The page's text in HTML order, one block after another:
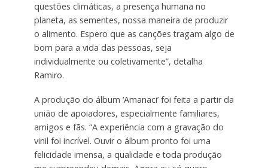
questões climáticas, a presença humana no
planeta, as sementes, nossa maneira de produzir
o alimento. Espero que as canções tragam algo de
bom para a vida das pessoas, seja
individualmente ou coletivamente”, detalha
Ramiro.
A produção do álbum ‘Amanaci’ foi feita a partir da
união de apoiadores, especialmente familiares,
amigos e fãs. “A experiência com a gravação do
vinil foi incrível. Ouvir o álbum pronto foi uma
felicidade imensa, a qualidade e toda produção